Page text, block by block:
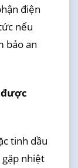
điện
nếu
bảo an
tinh dầu
gặp nhiệt